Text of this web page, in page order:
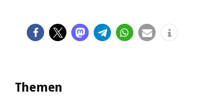
Themen